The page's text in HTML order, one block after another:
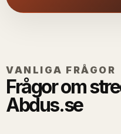
VANLIGA FRÅGOR
Frågor om
Abdus.se